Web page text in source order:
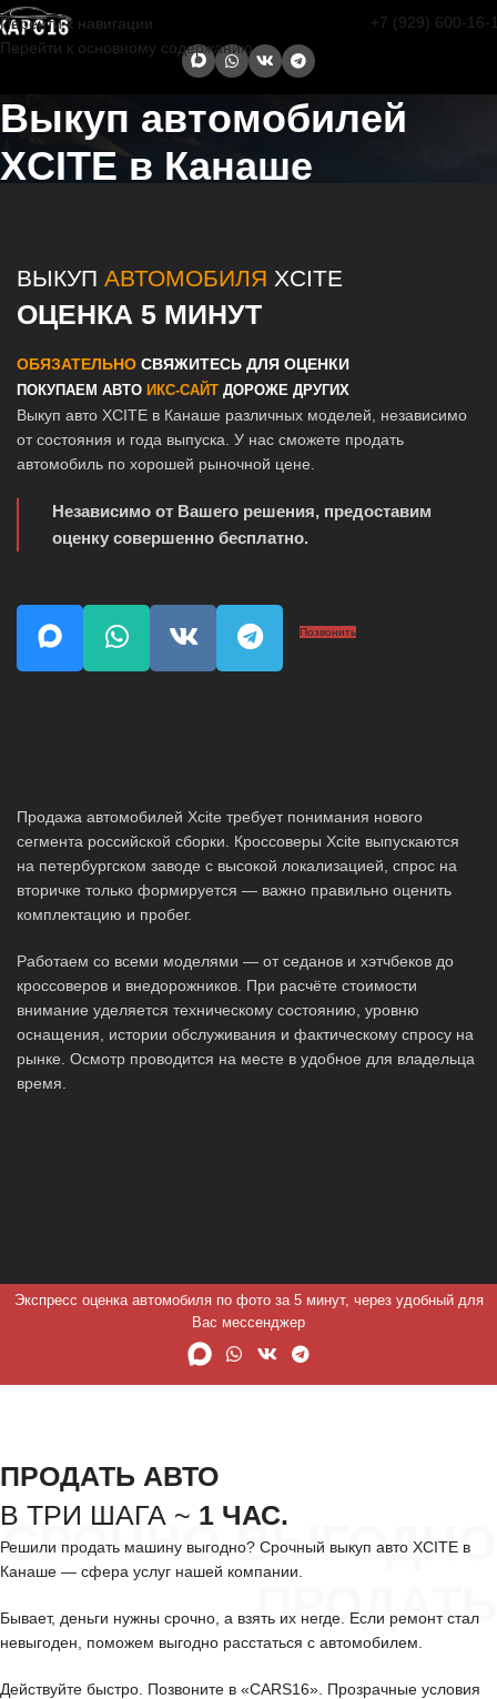
Перейти к навигации
Перейти к основному содержанию
+7 (929) 600-16-
Выкуп автомобилей
XCITE в Канаше
ВЫКУП АВТОМОБИЛЯ XCITE
ОЦЕНКА 5 МИНУТ
ОБЯЗАТЕЛЬНО СВЯЖИТЕСЬ ДЛЯ ОЦЕНКИ
ПОКУПАЕМ АВТО ИКС-САЙТ ДОРОЖЕ ДРУГИХ
Выкуп авто XCITE в Канаше различных моделей, независимо
от состояния и года выпуска. У нас сможете продать
автомобиль по хорошей рыночной цене.
Независимо от Вашего решения, предоставим
оценку совершенно бесплатно.
Позвонить
Продажа автомобилей Xcite требует понимания нового
сегмента российской сборки. Кроссоверы Xcite выпускаются
на петербургском заводе с высокой локализацией, спрос на
вторичке только формируется — важно правильно оценить
комплектацию и пробег.
Работаем со всеми моделями — от седанов и хэтчбеков до
кроссоверов и внедорожников. При расчёте стоимости
внимание уделяется техническому состоянию, уровню
оснащения, истории обслуживания и фактическому спросу на
рынке. Осмотр проводится на месте в удобное для владельца
время.
Экспресс оценка автомобиля по фото за 5 минут, через удобный для
Вас мессенджер
СРОЧНО ВЫГОДНО
ПРОДАТЬ
ПРОДАТЬ АВТО
В ТРИ ШАГА ~ 1 ЧАС.
Решили продать машину выгодно? Срочный выкуп авто XCITE в
Канаше — сфера услуг нашей компании.
Бывает, деньги нужны срочно, а взять их негде. Если ремонт стал
невыгоден, поможем выгодно расстаться с автомобилем.
Действуйте быстро. Позвоните в «CARS16». Прозрачные условия